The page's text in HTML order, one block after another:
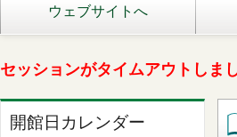
ウェブサイトへ
セッションがタイムアウトしまし
開館日カレンダー